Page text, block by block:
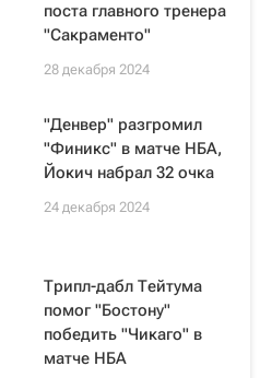
поста главного тренера
"Сакраменто"
28 декабря 2024
"Денвер" разгромил
"Финикс" в матче НБА,
Йокич набрал 32 очка
24 декабря 2024
Трипл-дабл Тейтума
помог "Бостону"
победить "Чикаго" в
матче НБА